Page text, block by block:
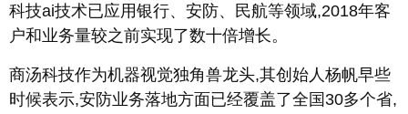
科技ai技术已应用银行、安防、民航等领域,2018年客
户和业务量较之前实现了数十倍增长。
商汤科技作为机器视觉独角兽龙头,其创始人杨帆早些
时候表示,安防业务落地方面已经覆盖了全国30多个省,